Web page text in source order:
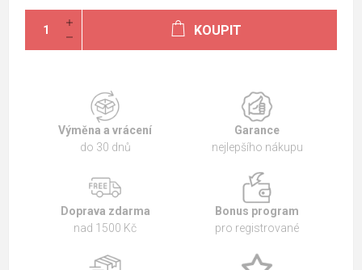
KOUPIT
Výměna a vrácení
do 30 dnů
Garance
nejlepšího nákupu
Doprava zdarma
nad 1500 Kč
Bonus program
pro registrované